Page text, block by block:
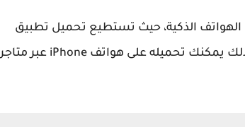
الذكية، حيث تستطيع تحميل تطبيق
Google translate على أجهزة Android عبر متجر play store ، كذلك يمكنك تحميله على هواتف iPhone عبر متاجر